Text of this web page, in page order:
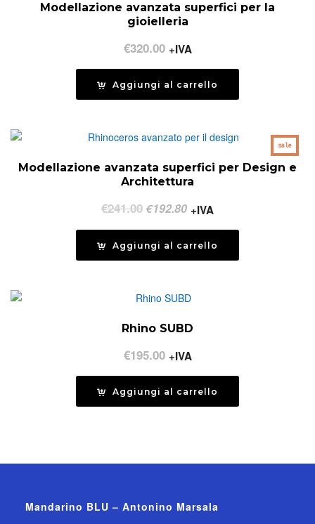
Modellazione avanzata superfici per la
gioielleria
€320.00 +IVA
Aggiungi al carrello
sale
Modellazione avanzata superfici per Design e
Architettura
€241.00 Il
prezzo
originale
era:
€192.80Il
prezzo
attuale
è:
+IVA
Aggiungi al carrello
Rhino SUBD
€195.00 +IVA
Aggiungi al carrello
Mandarino BLU – Antonino Marsala